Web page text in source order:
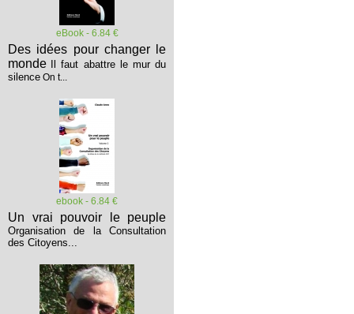
eBook - 6.84 €
Des idées pour changer le
monde
Il faut abattre le mur du
silence On t...
ebook - 6.84 €
Un vrai pouvoir le peuple
Organisation de la Consultation
des Citoyens...